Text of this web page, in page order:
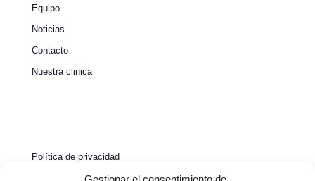
Equipo
Noticias
Contacto
Nuestra clinica
Política de privacidad
Política de cookies